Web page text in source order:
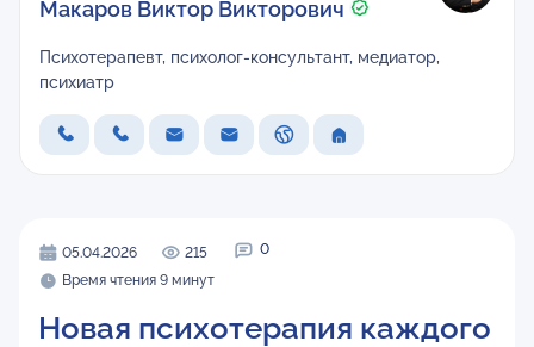
05.04.2026 215
0
Время чтения 9 минут
Новая психотерапия каждого
Макаров Виктор Викторович
Психотерапевт, психолог-консультант, медиатор,
психиатр